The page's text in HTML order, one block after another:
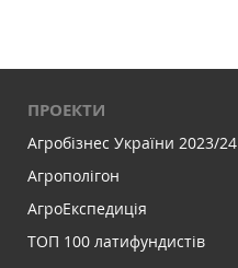
ПРОЕКТИ
Агробізнес України 2023/24
Агрополігон
АгроЕкспедиція
ТОП 100 латифундистів